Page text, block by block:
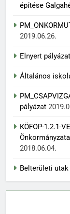
építése
2019.06.26.
Elnyert
Általános
pályázat
KÖFOP-1.2.1-
2018.06.04.
Belterületi